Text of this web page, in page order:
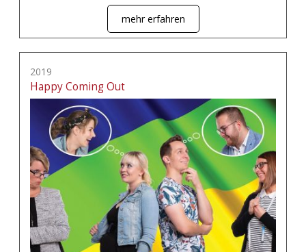
mehr erfahren
2019
Happy Coming Out